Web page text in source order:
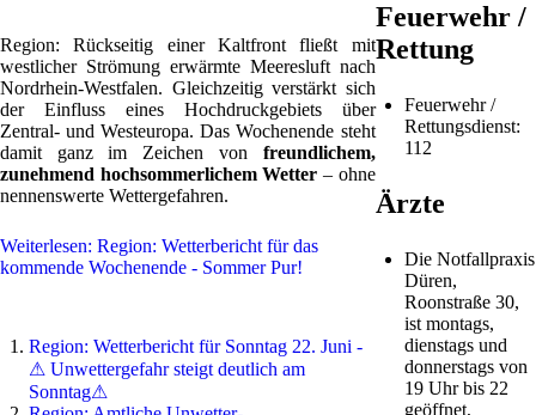
Region: Rückseitig einer Kaltfront fließt mit
westlicher Strömung erwärmte Meeresluft nach
Nordrhein-Westfalen. Gleichzeitig verstärkt sich
der Einfluss eines Hochdruckgebiets über
Zentral- und Westeuropa. Das Wochenende steht
damit ganz im Zeichen von freundlichem,
zunehmend hochsommerlichem Wetter – ohne
nennenswerte Wettergefahren.
Weiterlesen: Region: Wetterbericht für das
kommende Wochenende - Sommer Pur!
Region: Wetterbericht für Sonntag 22. Juni -
⚠ Unwettergefahr steigt deutlich am
Sonntag⚠
Feuerwehr /
Rettung
Feuerwehr /
Rettungsdienst:
112
Ärzte
Die Notfallpraxis
Düren,
Roonstraße 30,
ist montags,
dienstags und
donnerstags von
19 Uhr bis 22
geöffnet,